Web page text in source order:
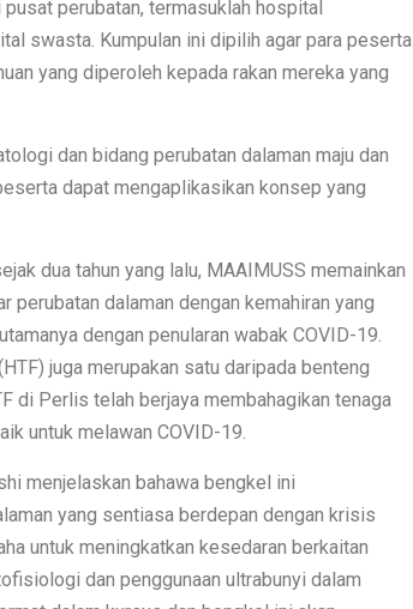
perubatan, termasuklah hospital
swasta. Kumpulan ini dipilih agar para peserta
yang diperoleh kepada rakan mereka yang
dan bidang perubatan dalaman maju dan
dapat mengaplikasikan konsep yang
dua tahun yang lalu, MAAIMUSS memainkan
perubatan dalaman dengan kemahiran yang
dengan penularan wabak COVID-19.
juga merupakan satu daripada benteng
di Perlis telah berjaya membahagikan tenaga
untuk melawan COVID-19.
menjelaskan bahawa bengkel ini
yang sentiasa berdepan dengan krisis
untuk meningkatkan kesedaran berkaitan
dan penggunaan ultrabunyi dalam